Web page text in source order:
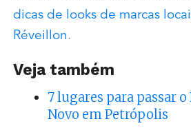
dicas de looks de marcas
Réveillon .
Veja também
7 lugares para passar
Novo em Petrópolis